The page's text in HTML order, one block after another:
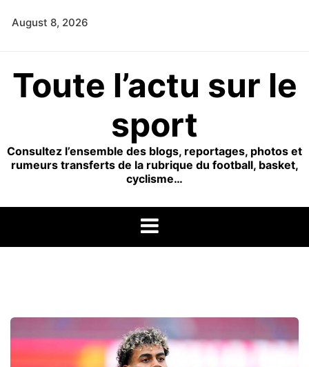
August 8, 2026
Toute l’actu sur le
sport
Consultez l’ensemble des blogs, reportages, photos et
rumeurs transferts de la rubrique du football, basket,
cyclisme…